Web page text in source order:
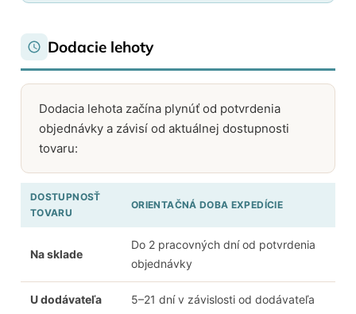
Dodacie lehoty
Dodacia lehota začína plynúť od potvrdenia
objednávky a závisí od aktuálnej dostupnosti
tovaru:
DOSTUPNOSŤ
TOVARU
ORIENTAČNÁ DOBA EXPEDÍCIE
Na sklade
Do 2 pracovných dní od potvrdenia
objednávky
U dodávateľa 5–21 dní v závislosti od dodávateľa